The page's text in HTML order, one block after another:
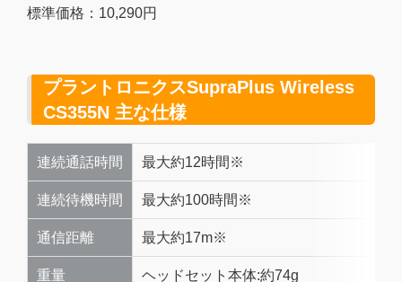
標準価格：10,290円
プラントロニクスSupraPlus Wireless
CS355N 主な仕様
連続通話時間 最大約12時間※
連続待機時間 最大約100時間※
通信距離 最大約17m※
重量 ヘッドセット本体:約74g